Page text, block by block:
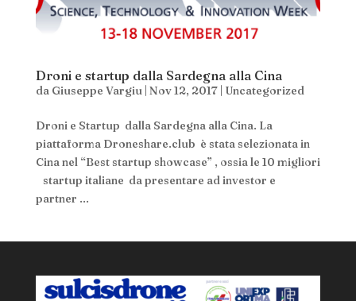
Droni e startup dalla Sardegna alla Cina
da Giuseppe Vargiu| Nov 12, 2017| Uncategorized
Droni e Startup dalla Sardegna alla Cina. La
piattaforma Droneshare.club è stata selezionata in
Cina nel “Best startup showcase” , ossia le 10 migliori
startup italiane da presentare ad investor e
partner ...